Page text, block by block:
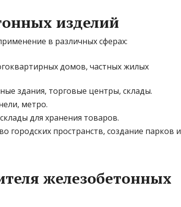
изделий
в различных сферах:
домов, частных жилых
здания, торговые центры, склады.
метро.
для хранения товаров.
городских пространств, создание парков и
железобетонных